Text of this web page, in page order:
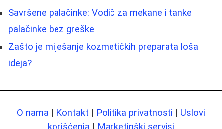
Savršene palačinke: Vodič za mekane i tanke
palačinke bez greške
Zašto je miješanje kozmetičkih preparata loša
ideja?
O nama | Kontakt | Politika privatnosti | Uslovi
korišćenja | Marketinški servisi